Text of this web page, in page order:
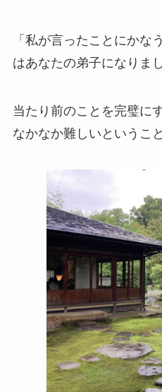
「私が言ったことにかな
はあなたの弟子になりま
当たり前のことを完璧に
なかなか難しいというこ